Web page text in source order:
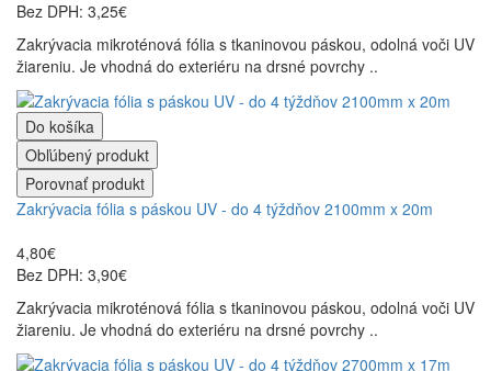
Bez DPH: 3,25€
Zakrývacia mikroténová fólia s tkaninovou páskou, odolná voči UV
žiareniu. Je vhodná do exteriéru na drsné povrchy ..
Do košíka
Obľúbený produkt
Porovnať produkt
Zakrývacia fólia s páskou UV - do 4 týždňov 2100mm x 20m
4,80€
Bez DPH: 3,90€
Zakrývacia mikroténová fólia s tkaninovou páskou, odolná voči UV
žiareniu. Je vhodná do exteriéru na drsné povrchy ..